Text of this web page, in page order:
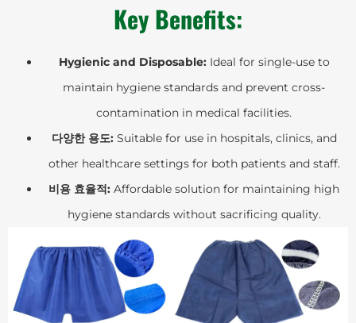
Key Benefits:
Hygienic and Disposable:Ideal for single-use to
maintain hygiene standards and prevent cross-
contamination in medical facilities.
다양한 용도:Suitable for use in hospitals, clinics, and
other healthcare settings for both patients and staff.
비용 효율적: Affordable solution for maintaining high
hygiene standards without sacrificing quality.